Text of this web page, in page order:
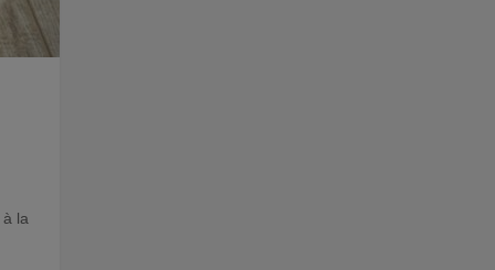
la